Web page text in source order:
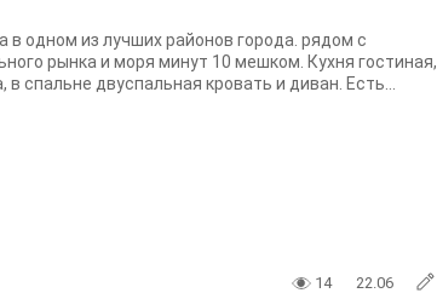
в одном из лучших районов города. рядом с
рынка и моря минут 10 мешком. Кухня гостиная,
спальне двуспальная кровать и диван. Есть...
14 22.06